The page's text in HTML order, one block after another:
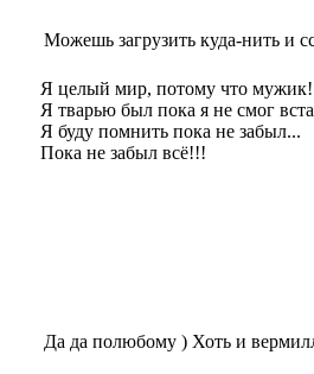
Можешь загрузить куда-нить и
Я целый мир, потому что мужик!
Я тварью был пока я не смог
Я буду помнить пока не забыл...
Пока не забыл всё!!!
Да да полюбому ) Хоть и